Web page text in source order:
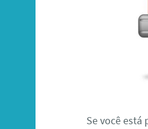
Se você